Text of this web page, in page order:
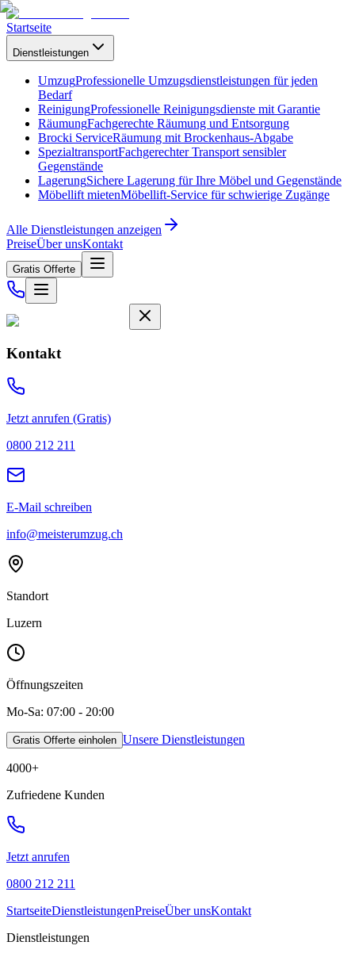
Startseite
Dienstleistungen
UmzugProfessionelle Umzugsdienstleistungen für jeden
Bedarf
ReinigungProfessionelle Reinigungsdienste mit Garantie
RäumungFachgerechte Räumung und Entsorgung
Brocki ServiceRäumung mit Brockenhaus-Abgabe
SpezialtransportFachgerechter Transport sensibler
Gegenstände
LagerungSichere Lagerung für Ihre Möbel und Gegenstände
Möbellift mietenMöbellift-Service für schwierige Zugänge
Alle Dienstleistungen anzeigen
PreiseÜber unsKontakt
Gratis Offerte
Kontakt
Jetzt anrufen (Gratis)
0800 212 211
E-Mail schreiben
info@meisterumzug.ch
Standort
Luzern
Öffnungszeiten
Mo-Sa: 07:00 - 20:00
Gratis Offerte einholen Unsere Dienstleistungen
4000+
Zufriedene Kunden
Jetzt anrufen
0800 212 211
StartseiteDienstleistungenPreiseÜber unsKontakt
Dienstleistungen